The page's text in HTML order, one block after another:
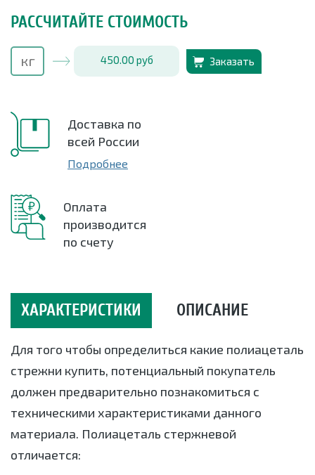
РАССЧИТАЙТЕ СТОИМОСТЬ
450.00 руб Заказать
Доставка по
всей России
Подробнее
Оплата
производится
по счету
ХАРАКТЕРИСТИКИ ОПИСАНИЕ
Для того чтобы определиться какие полиацеталь
стрежни купить, потенциальный покупатель
должен предварительно познакомиться с
техническими характеристиками данного
материала. Полиацеталь стержневой
отличается: